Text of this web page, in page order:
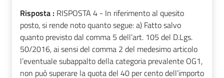
Risposta : RISPOSTA 4 - In riferimento al quesito
posto, si rende noto quanto segue: a) Fatto salvo
quanto previsto dal comma 5 dell’art. 105 del D.Lgs.
50/2016, ai sensi del comma 2 del medesimo articolo
l’eventuale subappalto della categoria prevalente OG1,
non può superare la quota del 40 per cento dell’importo